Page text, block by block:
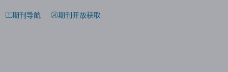
期刊导航 期刊开放获取